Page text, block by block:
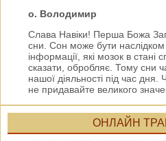
о. Володимир
Слава Навіки! Перша Божа
сни. Сон може бути
інформації, які мозок в
сказати, обробляє. Тому сни
нашої діяльності під час
не придавайте великого
ОНЛАЙН